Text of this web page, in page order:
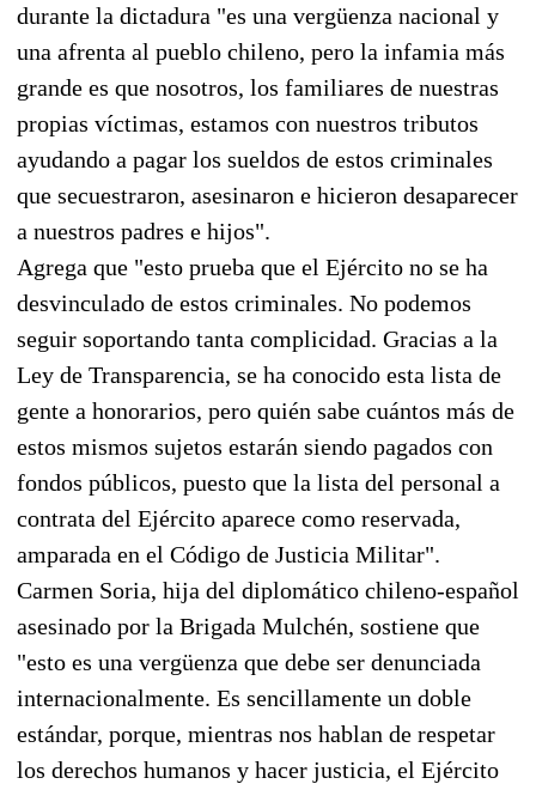
durante la dictadura "es una vergüenza nacional y
una afrenta al pueblo chileno, pero la infamia más
grande es que nosotros, los familiares de nuestras
propias víctimas, estamos con nuestros tributos
ayudando a pagar los sueldos de estos criminales
que secuestraron, asesinaron e hicieron desaparecer
a nuestros padres e hijos".
Agrega que "esto prueba que el Ejército no se ha
desvinculado de estos criminales. No podemos
seguir soportando tanta complicidad. Gracias a la
Ley de Transparencia, se ha conocido esta lista de
gente a honorarios, pero quién sabe cuántos más de
estos mismos sujetos estarán siendo pagados con
fondos públicos, puesto que la lista del personal a
contrata del Ejército aparece como reservada,
amparada en el Código de Justicia Militar".
Carmen Soria, hija del diplomático chileno-español
asesinado por la Brigada Mulchén, sostiene que
"esto es una vergüenza que debe ser denunciada
internacionalmente. Es sencillamente un doble
estándar, porque, mientras nos hablan de respetar
los derechos humanos y hacer justicia, el Ejército